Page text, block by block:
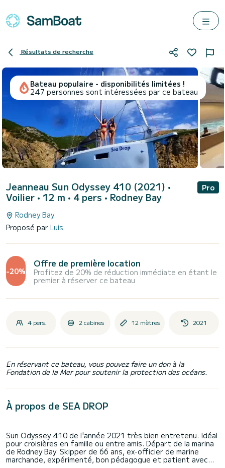
Résultats de recherche
Bateau populaire - disponibilités limitées !
247 personnes sont intéressées par ce bateau
Jeanneau Sun Odyssey 410 (2021) •
Voilier • 12 m • 4 pers • Rodney Bay
Pro
Rodney Bay
Proposé par Luis
-20%
Offre de première location
Profitez de 20% de réduction immédiate en étant le
premier à réserver ce bateau
4 pers. 2 cabines 12 mètres 2021
En réservant ce bateau, vous pouvez faire un don à la
Fondation de la Mer pour soutenir la protection des océans.
À propos de SEA DROP
Sun Odyssey 410 de l'année 2021 très bien entretenu. Idéal
pour croisières en famille ou entre amis. Départ de la marina
de Rodney Bay. Skipper de 66 ans, ex-officier de marine
marchande, expérimenté, bon pédagogue et patient avec